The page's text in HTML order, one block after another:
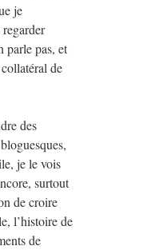
je
parle pas, et
de
des
je le vois
surtout
de croire
l’histoire de
de